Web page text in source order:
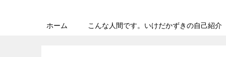
ホーム こんな人間です。いけだかずきの自己紹介